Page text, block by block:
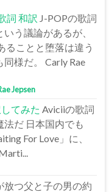
詞 和訳 J-POPの歌詞
う議論があるが、
ることと堕落は違う
様だ。 Carly Rae
Jepsen
てみた Aviciiの歌詞
だ 日本国内でも
For Love」に、
放つ父と子の男の約